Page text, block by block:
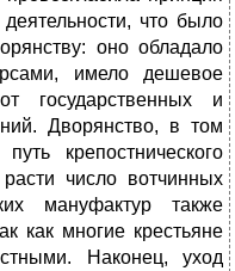
что было
оно обладало
имело дешевое
государственных и
Дворянство, в том
крепостнического
число вотчинных
мануфактур также
как многие крестьяне
Наконец, уход